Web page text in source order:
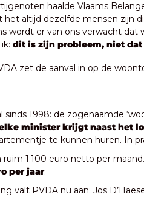
haalde Vlaams
het altijd dezelfde mensen zijn
wordt er van ons verwacht dat
dit is zijn probleem, niet
zet de aanval in op de
sinds 1998: de zogenaamde
minister krijgt naast het
te kunnen huren. In
1.100 euro netto per
per jaar.
valt PVDA nu aan: Jos